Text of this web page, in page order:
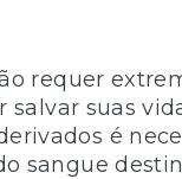
requer
suas
é
sangue